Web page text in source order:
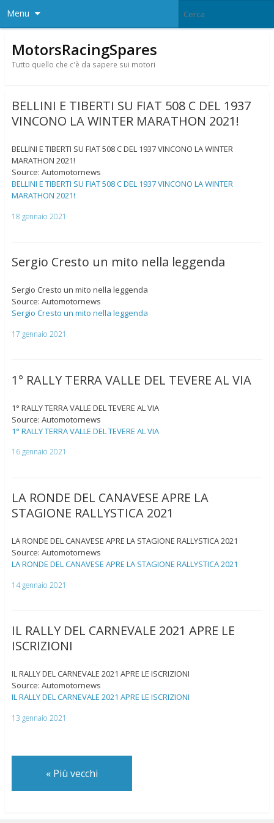
Menu
MotorsRacingSpares
Tutto quello che c'è da sapere sui motori
BELLINI E TIBERTI SU FIAT 508 C DEL 1937
VINCONO LA WINTER MARATHON 2021!
BELLINI E TIBERTI SU FIAT 508 C DEL 1937 VINCONO LA WINTER
MARATHON 2021!
Source: Automotornews
BELLINI E TIBERTI SU FIAT 508 C DEL 1937 VINCONO LA WINTER
MARATHON 2021!
18 gennaio 2021
Sergio Cresto un mito nella leggenda
Sergio Cresto un mito nella leggenda
Source: Automotornews
Sergio Cresto un mito nella leggenda
17 gennaio 2021
1° RALLY TERRA VALLE DEL TEVERE AL VIA
1° RALLY TERRA VALLE DEL TEVERE AL VIA
Source: Automotornews
1° RALLY TERRA VALLE DEL TEVERE AL VIA
16 gennaio 2021
LA RONDE DEL CANAVESE APRE LA
STAGIONE RALLYSTICA 2021
LA RONDE DEL CANAVESE APRE LA STAGIONE RALLYSTICA 2021
Source: Automotornews
LA RONDE DEL CANAVESE APRE LA STAGIONE RALLYSTICA 2021
14 gennaio 2021
IL RALLY DEL CARNEVALE 2021 APRE LE
ISCRIZIONI
IL RALLY DEL CARNEVALE 2021 APRE LE ISCRIZIONI
Source: Automotornews
IL RALLY DEL CARNEVALE 2021 APRE LE ISCRIZIONI
13 gennaio 2021
«Più vecchi